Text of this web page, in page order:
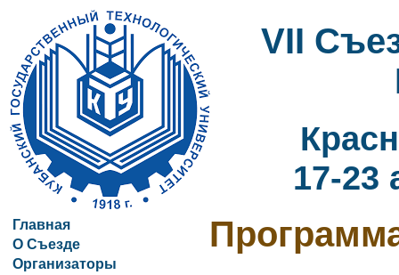
VII
17-23
Главная
О Съезде
Организаторы